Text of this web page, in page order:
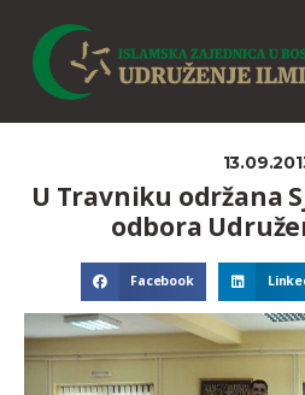
U Travniku održana
odbora
Facebook